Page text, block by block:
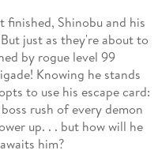
Shinobu and his
just as they're about to
by rogue level 99
Knowing he stands
to use his escape card:
rush of every demon
up. . . but how will he
him?